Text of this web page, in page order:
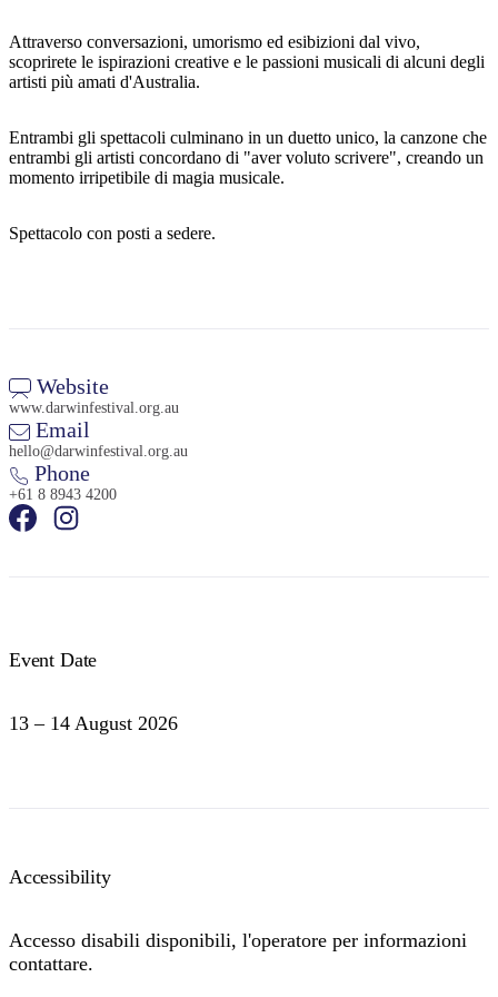
Cerca:
Attraverso conversazioni, umorismo ed esibizioni dal vivo,
scoprirete le ispirazioni creative e le passioni musicali di alcuni degli
artisti più amati d'Australia.
Entrambi gli spettacoli culminano in un duetto unico, la canzone che
entrambi gli artisti concordano di "aver voluto scrivere", creando un
momento irripetibile di magia musicale.
Spettacolo con posti a sedere.
Website
www.darwinfestival.org.au
Email
hello@darwinfestival.org.au
Phone
+61 8 8943 4200
Event Date
13 – 14 August 2026
Accessibility
Accesso disabili disponibili, l'operatore per informazioni
contattare.